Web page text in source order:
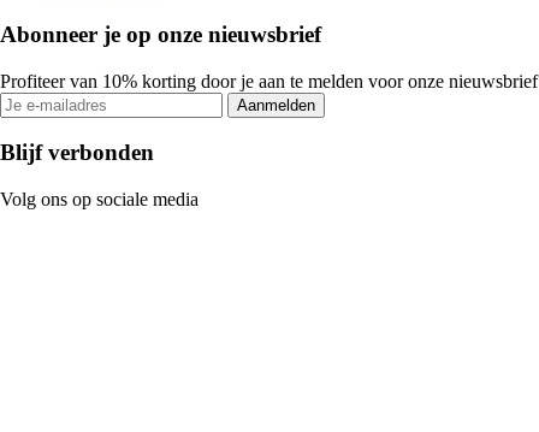
Abonneer je op onze nieuwsbrief
Profiteer van 10% korting door je aan te melden voor onze nieuwsbrief
Aanmelden
Blijf verbonden
Volg ons op sociale media